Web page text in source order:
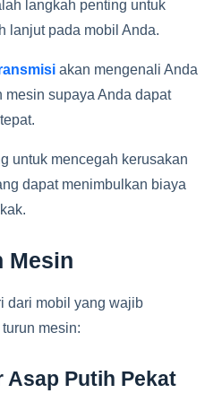
langkah penting untuk
lanjut pada mobil Anda.
akan mengenali Anda
supaya Anda dapat
untuk mencegah kerusakan
dapat menimbulkan biaya
Mesin
dari mobil yang wajib
mesin:
Asap Putih Pekat